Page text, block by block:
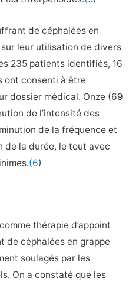
de céphalées en
leur utilisation de divers
235 patients identifiés, 16
ont consenti à être
dossier médical. Onze (69
de l’intensité des
de la fréquence et
de la durée, le tout avec
(6)
thérapie d’appoint
de céphalées en grappe
soulagés par les
On a constaté que les